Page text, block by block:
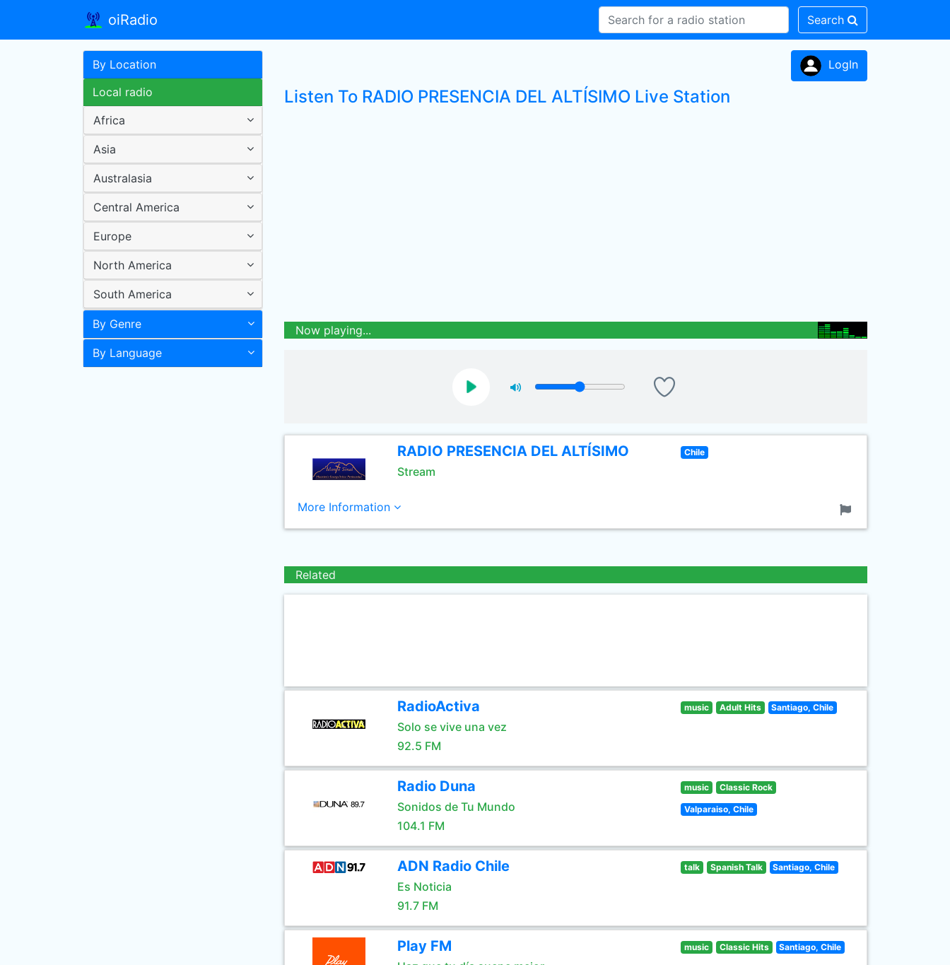
oiRadio Search
By Location
Local radio
Africa
Asia
Australasia
Central America
Europe
North America
South America
By Genre
By Language
LogIn
Listen To RADIO PRESENCIA DEL ALTÍSIMO Live Station
Now playing...
RADIO PRESENCIA DEL ALTÍSIMO
Stream
Chile
More Information
Related
RadioActiva
Solo se vive una vez
92.5 FM
music Adult Hits Santiago, Chile
Radio Duna
Sonidos de Tu Mundo
104.1 FM
music Classic Rock
Valparaiso, Chile
ADN Radio Chile
Es Noticia
91.7 FM
talk Spanish Talk Santiago, Chile
Play FM music Classic Hits Santiago, Chile